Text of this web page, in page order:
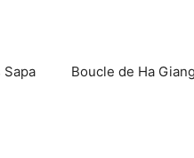
Sapa Boucle de Ha Giang